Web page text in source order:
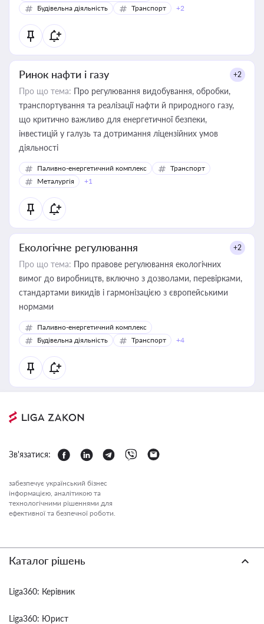
Будівельна діяльність
Транспорт +2
Ринок нафти і газу +2
Про що тема: Про регулювання видобування, обробки,
транспортування та реалізації нафти й природного газу,
що критично важливо для енергетичної безпеки,
інвестицій у галузь та дотримання ліцензійних умов
діяльності
Паливно-енергетичний комплекс
Транспорт
Металургія
+1
Екологічне регулювання +2
Про що тема: Про правове регулювання екологічних
вимог до виробництв, включно з дозволами, перевірками,
стандартами викидів і гармонізацією з європейськими
нормами
Паливно-енергетичний комплекс
Будівельна діяльність
Транспорт +4
Зв'язатися:
забезпечує український бізнес
інформацією, аналітикою та
технологічними рішеннями для
ефективної та безпечної роботи.
Каталог рішень
Liga360: Керівник
Liga360: Юрист